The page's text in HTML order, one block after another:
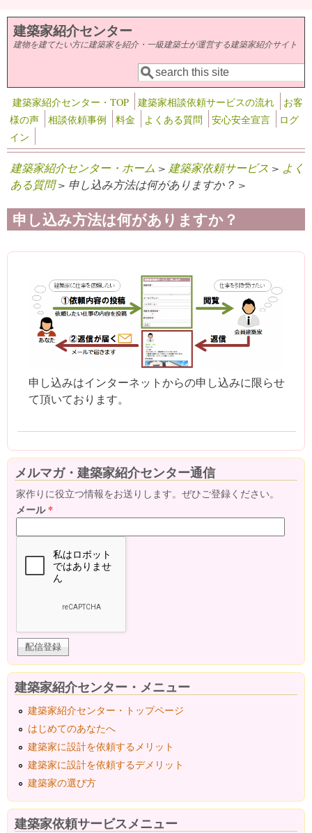
メインコンテンツに移動
建築家紹介センター
建物を建てたい方に建築家を紹介・一級建築士が運営する建築家紹介サイト
検索フォーム
検索
建築家紹介センター・TOP 建築家相談依頼サービスの流れ
お客
様の声
相談依頼事例 料金 よくある質問 安心安全宣言
ログ
イン
建築家紹介センター・ホーム > 建築家依頼サービス > よく
ある質問> 申し込み方法は何がありますか？ >
申し込み方法は何がありますか？
申し込みはインターネットからの申し込みに限らせ
て頂いております。
メルマガ・建築家紹介センター通信
家作りに役立つ情報をお送りします。ぜひご登録ください。
メール*
建築家紹介センター・メニュー
建築家紹介センター・トップページ
はじめてのあなたへ
建築家に設計を依頼するメリット
建築家に設計を依頼するデメリット
建築家の選び方
建築家依頼サービスメニュー